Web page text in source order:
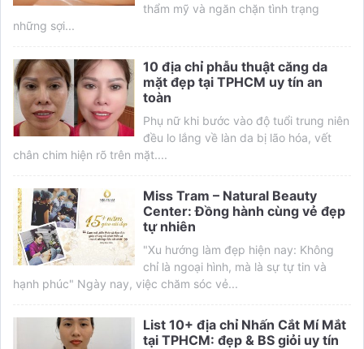
thẩm mỹ và ngăn chặn tình trạng
những sợi...
10 địa chỉ phẫu thuật căng da
mặt đẹp tại TPHCM uy tín an
toàn
Phụ nữ khi bước vào độ tuổi trung niên
đều lo lắng về làn da bị lão hóa, vết
chân chim hiện rõ trên mặt....
Miss Tram – Natural Beauty
Center: Đồng hành cùng vẻ đẹp
tự nhiên
"Xu hướng làm đẹp hiện nay: Không
chỉ là ngoại hình, mà là sự tự tin và
hạnh phúc" Ngày nay, việc chăm sóc vẻ...
List 10+ địa chỉ Nhấn Cắt Mí Mắt
tại TPHCM: đẹp & BS giỏi uy tín